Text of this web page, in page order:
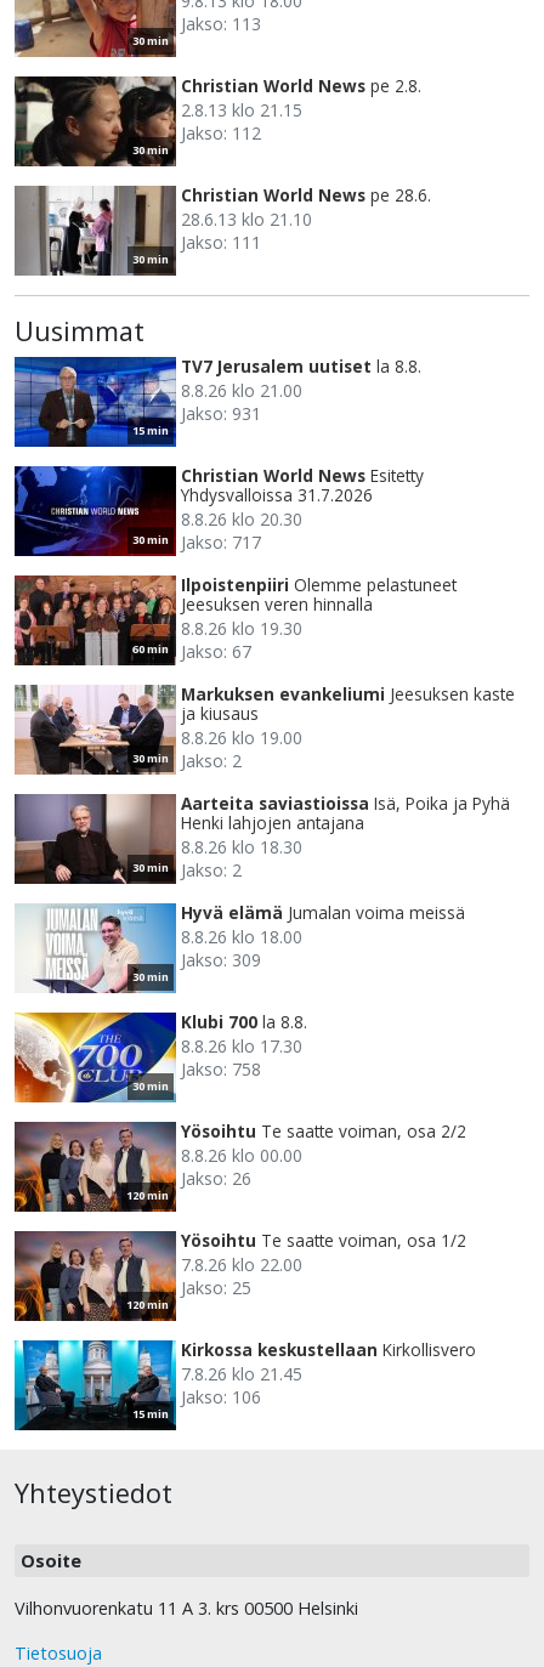
30 min
Jakso: 113
30 min
Christian World News pe 2.8.
2.8.13 klo 21.15
Jakso: 112
30 min
Christian World News pe 28.6.
28.6.13 klo 21.10
Jakso: 111
Uusimmat
15 min
TV7 Jerusalem uutiset la 8.8.
8.8.26 klo 21.00
Jakso: 931
30 min
Christian World News Esitetty
Yhdysvalloissa 31.7.2026
8.8.26 klo 20.30
Jakso: 717
60 min
Ilpoistenpiiri Olemme pelastuneet
Jeesuksen veren hinnalla
8.8.26 klo 19.30
Jakso: 67
30 min
Markuksen evankeliumi Jeesuksen kaste
ja kiusaus
8.8.26 klo 19.00
Jakso: 2
30 min
Aarteita saviastioissa Isä, Poika ja Pyhä
Henki lahjojen antajana
8.8.26 klo 18.30
Jakso: 2
30 min
Hyvä elämä Jumalan voima meissä
8.8.26 klo 18.00
Jakso: 309
30 min
Klubi 700 la 8.8.
8.8.26 klo 17.30
Jakso: 758
120 min
Yösoihtu Te saatte voiman, osa 2/2
8.8.26 klo 00.00
Jakso: 26
120 min
Yösoihtu Te saatte voiman, osa 1/2
7.8.26 klo 22.00
Jakso: 25
15 min
Kirkossa keskustellaan Kirkollisvero
7.8.26 klo 21.45
Jakso: 106
Yhteystiedot
Osoite
Vilhonvuorenkatu 11 A 3. krs 00500 Helsinki
Tietosuoja